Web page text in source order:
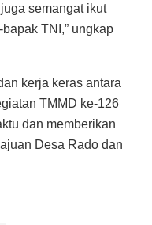
semangat ikut
TNI,” ungkap
kerja keras antara
TMMD ke-126
dan memberikan
Desa Rado dan